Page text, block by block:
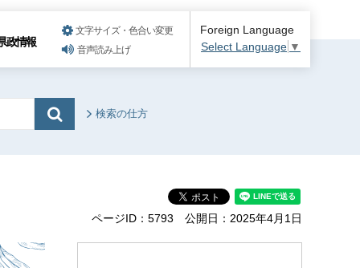
政情報
文字サイズ・色合い変更
音声読み上げ
Foreign Language
Select Language ▼
検索の仕方
ページID：5793 公開日：2025年4月1日